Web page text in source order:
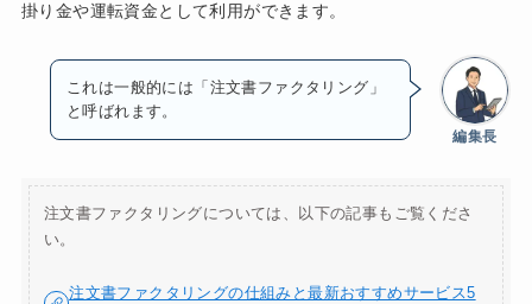
掛り金や運転資金として利用ができます。
編集長
これは一般的には「注文書ファクタリング」
と呼ばれます。
注文書ファクタリングについては、以下の記事もご覧くださ
い。
注文書ファクタリングの仕組みと最新おすすめサービス5